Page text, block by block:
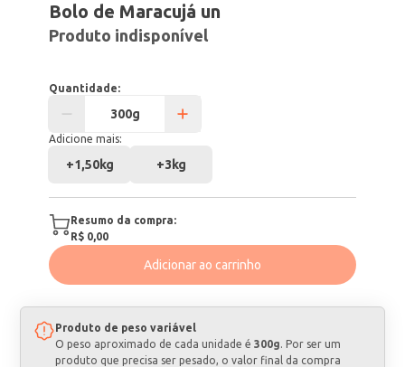
Bolo de Maracujá un
Produto indisponível
Quantidade:
Adicione mais:
+1,50kg +3kg
Resumo da compra:
R$ 0,00
Adicionar ao carrinho
Produto de peso variável
O peso aproximado de cada unidade é 300g. Por ser um
produto que precisa ser pesado, o valor final da compra